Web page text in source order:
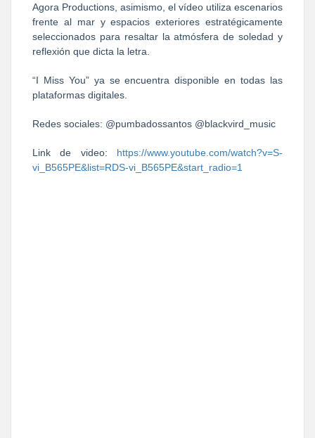
Agora Productions, asimismo, el vídeo utiliza escenarios
frente al mar y espacios exteriores estratégicamente
seleccionados para resaltar la atmósfera de soledad y
reflexión que dicta la letra.
“I Miss You” ya se encuentra disponible en todas las
plataformas digitales.
Redes sociales: @pumbadossantos @blackvird_music
Link de video: https://www.youtube.com/watch?v=S-
vi_B565PE&list=RDS-vi_B565PE&start_radio=1